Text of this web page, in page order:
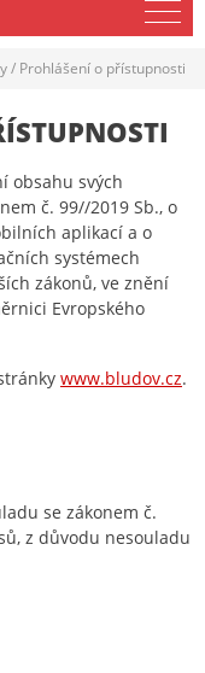
/ Prohlášení o přístupnosti
obsahu svých
č. 99//2019 Sb., o
aplikací a o
systémech
zákonů, ve znění
Evropského
www.bludov.cz.
se zákonem č.
z důvodu nesouladu